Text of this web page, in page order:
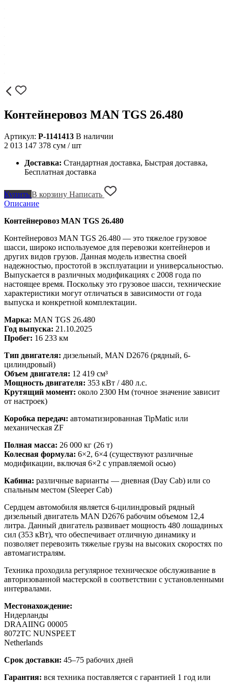
Контейнеровоз MAN TGS 26.480
Артикул: P-1141413 В наличии
2 013 147 378 сум / шт
Доставка: Стандартная доставка, Быстрая доставка,
Бесплатная доставка
Купить В корзину Написать
Описание
Контейнеровоз MAN TGS 26.480
Контейнеровоз MAN TGS 26.480 — это тяжелое грузовое
шасси, широко используемое для перевозки контейнеров и
других видов грузов. Данная модель известна своей
надежностью, простотой в эксплуатации и универсальностью.
Выпускается в различных модификациях с 2008 года по
настоящее время. Поскольку это грузовое шасси, технические
характеристики могут отличаться в зависимости от года
выпуска и конкретной комплектации.
Марка: MAN TGS 26.480
Год выпуска: 21.10.2025
Пробег: 16 233 км
Тип двигателя: дизельный, MAN D2676 (рядный, 6-
цилиндровый)
Объем двигателя: 12 419 см³
Мощность двигателя: 353 кВт / 480 л.с.
Крутящий момент: около 2300 Нм (точное значение зависит
от настроек)
Коробка передач: автоматизированная TipMatic или
механическая ZF
Полная масса: 26 000 кг (26 т)
Колесная формула: 6×2, 6×4 (существуют различные
модификации, включая 6×2 с управляемой осью)
Кабина: различные варианты — дневная (Day Cab) или со
спальным местом (Sleeper Cab)
Сердцем автомобиля является 6-цилиндровый рядный
дизельный двигатель MAN D2676 рабочим объемом 12,4
литра. Данный двигатель развивает мощность 480 лошадиных
сил (353 кВт), что обеспечивает отличную динамику и
позволяет перевозить тяжелые грузы на высоких скоростях по
автомагистралям.
Техника проходила регулярное техническое обслуживание в
авторизованной мастерской в соответствии с установленными
интервалами.
Местонахождение:
Нидерланды
DRAAIING 00005
8072TC NUNSPEET
Netherlands
Срок доставки: 45–75 рабочих дней
Гарантия: вся техника поставляется с гарантией 1 год или